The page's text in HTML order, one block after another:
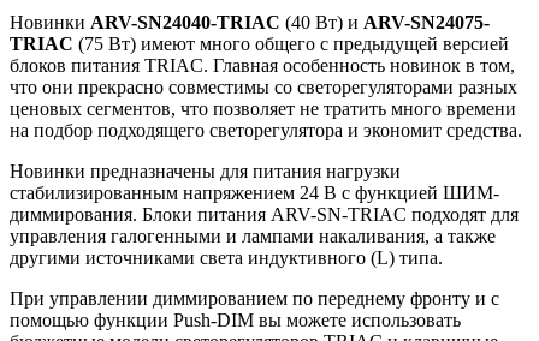
Новинки ARV-SN24040-TRIAC (40 Вт) и ARV-SN24075-
TRIAC (75 Вт) имеют много общего с предыдущей версией
блоков питания TRIAC. Главная особенность новинок в том,
что они прекрасно совместимы со светорегуляторами разных
ценовых сегментов, что позволяет не тратить много времени
на подбор подходящего светорегулятора и экономит средства.
Новинки предназначены для питания нагрузки
стабилизированным напряжением 24 В с функцией ШИМ-
диммирования. Блоки питания ARV-SN-TRIAC подходят для
управления галогенными и лампами накаливания, а также
другими источниками света индуктивного (L) типа.
При управлении диммированием по переднему фронту и с
помощью функции Push-DIM вы можете использовать